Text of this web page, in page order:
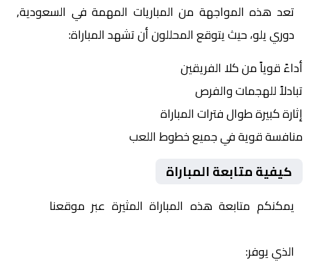
تعد هذه المواجهة من المباريات المهمة في السعودية,
دوري يلو، حيث يتوقع المحللون أن تشهد المباراة:
أداءً قوياً من كلا الفريقين
تبادلاً للهجمات والفرص
إثارة كبيرة طوال فترات المباراة
منافسة قوية في جميع خطوط اللعب
كيفية متابعة المباراة
يمكنكم متابعة هذه المباراة المثيرة عبر موقعنا
الذي يوفر: